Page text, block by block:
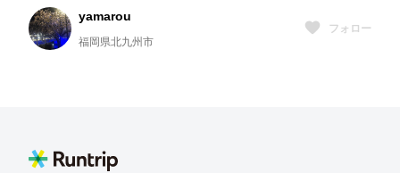
yamarou
福岡県北九州市
フォロー
神田川